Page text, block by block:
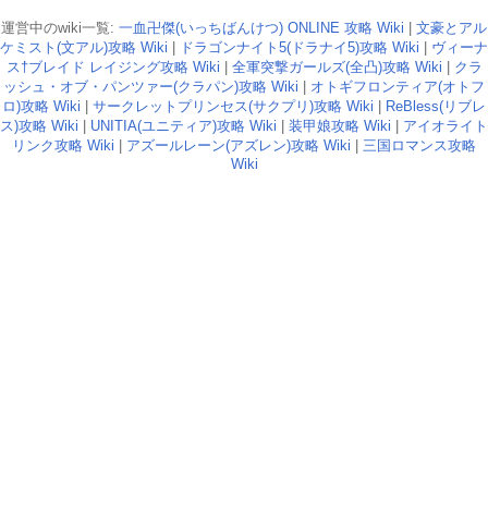
運営中のwiki一覧: 一血卍傑(いっちばんけつ) ONLINE 攻略 Wiki
文豪とアル
ケミスト(文アル)攻略 Wiki
ドラゴンナイト5(ドラナイ5)攻略 Wiki
ヴィーナ
ス†ブレイド レイジング攻略 Wiki
全軍突撃ガールズ(全凸)攻略 Wiki
クラ
ッシュ・オブ・パンツァー(クラパン)攻略 Wiki
オトギフロンティア(オトフ
ロ)攻略 Wiki
サークレットプリンセス(サクプリ)攻略 Wiki
ReBless(リブレ
ス)攻略 Wiki
UNITIA(ユニティア)攻略 Wiki 装甲娘攻略 Wiki
アイオライト
リンク攻略 Wiki
アズールレーン(アズレン)攻略 Wiki
三国ロマンス攻略
Wiki